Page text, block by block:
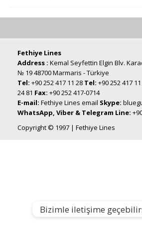
Fethiye Lines
Address : Kemal Seyfettin Elgin Blv.
№ 19 48700 Marmaris - Türkiye
Tel: +90 252 417 11 28 Tel: +90 252 417
24 81 Fax: +90 252 417-0714
E-mail: Fethiye Lines email Skype:
WhatsApp, Viber & Telegram Line:
Copyright © 1997 | Fethiye Lines
Bizimle iletişime